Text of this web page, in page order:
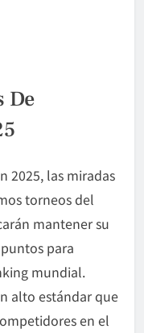
De
2025, las miradas
torneos del
mantener su
para
mundial.
alto estándar que
en el